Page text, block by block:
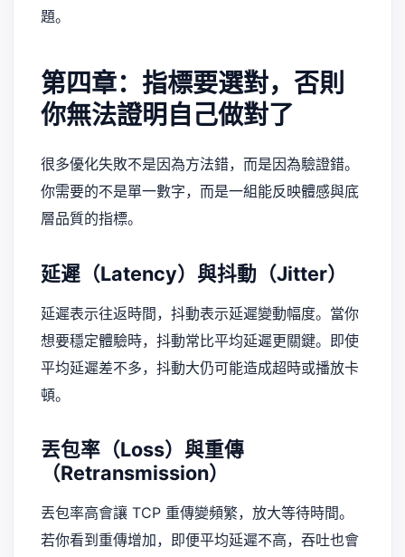
題。
第四章：指標要選對，否則
你無法證明自己做對了
很多優化失敗不是因為方法錯，而是因為驗證錯。
你需要的不是單一數字，而是一組能反映體感與底
層品質的指標。
延遲（Latency）與抖動（Jitter）
延遲表示往返時間，抖動表示延遲變動幅度。當你
想要穩定體驗時，抖動常比平均延遲更關鍵。即使
平均延遲差不多，抖動大仍可能造成超時或播放卡
頓。
丟包率（Loss）與重傳
（Retransmission）
丟包率高會讓 TCP 重傳變頻繁，放大等待時間。
若你看到重傳增加，即便平均延遲不高，吞吐也會